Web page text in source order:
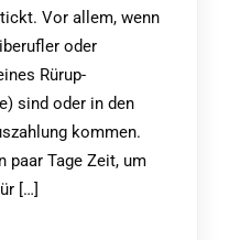
Vor allem, wenn
oder
Rürup-
sind oder in den
kommen.
paar Tage Zeit, um
[…]